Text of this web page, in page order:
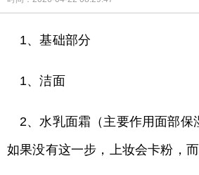
1、基础部分
1、洁面
2、水乳面霜（主要作用面部保
如果没有这一步，上妆会卡粉，而